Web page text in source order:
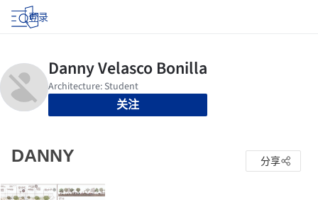
登录
关注
DANNY 分享